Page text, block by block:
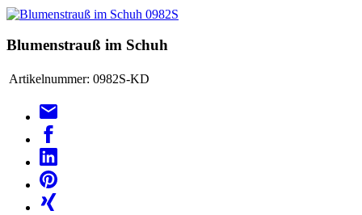
Blumenstrauß im Schuh
Artikelnummer: 0982S-KD